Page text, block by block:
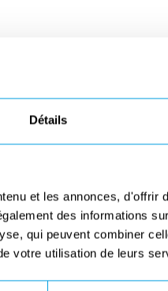
Détails
et les annonces, d'offrir
des informations
qui peuvent combiner
votre utilisation de leurs
Votre lettre de